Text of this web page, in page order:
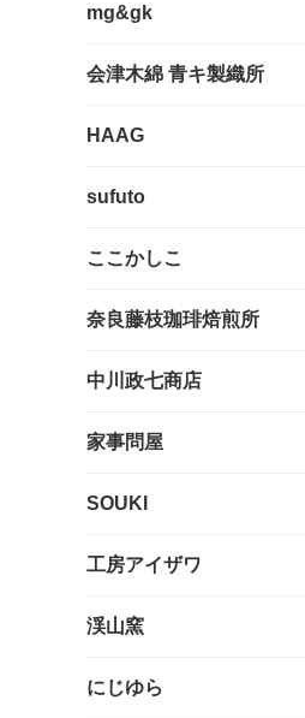
mg&gk
会津木綿 青キ製織所
HAAG
sufuto
ここかしこ
奈良藤枝珈琲焙煎所
中川政七商店
家事問屋
SOUKI
工房アイザワ
渓山窯
にじゆら